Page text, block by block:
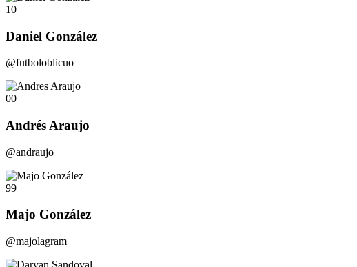
10
Daniel González
@futboloblicuo
00
Andrés Araujo
@andraujo
99
Majo González
@majolagram